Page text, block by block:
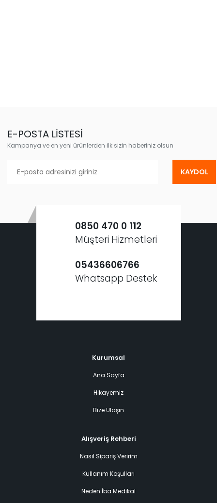
E-POSTA LİSTESİ
Kampanya ve en yeni ürünlerden ilk sizin haberiniz olsun
KAYDOL
0850 470 0 112
Müşteri Hizmetleri
05436606766
Whatsapp Destek
Kurumsal
Ana Sayfa
Hikayemiz
Bize Ulaşın
Alışveriş Rehberi
Nasıl Sipariş Veririm
Kullanım Koşulları
Neden İba Medikal